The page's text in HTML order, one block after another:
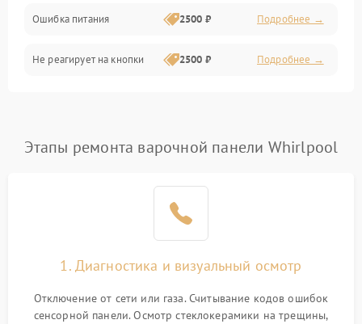
Ошибка питания 2500 ₽ Подробнее →
Не реагирует на кнопки 2500 ₽ Подробнее →
Этапы ремонта варочной панели Whirlpool
1. Диагностика и визуальный осмотр
Отключение от сети или газа. Считывание кодов ошибок
сенсорной панели. Осмотр стеклокерамики на трещины,